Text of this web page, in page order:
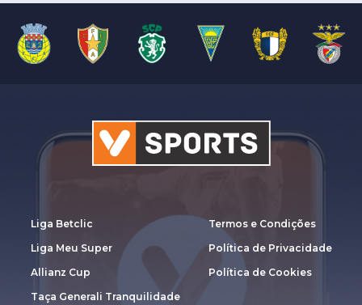
Liga Betclic
Liga Meu Super
Allianz Cup
Taça Generali Tranquilidade
Termos e Condições
Política de Privacidade
Política de Cookies